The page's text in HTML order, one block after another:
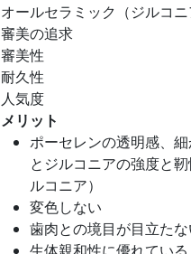
オールセラミック（ジルコニ
審美の追求
審美性
耐久性
人気度
メリット
ポーセレンの透明感、
とジルコニアの強度と
ルコニア）
変色しない
歯肉との境目が目立たな